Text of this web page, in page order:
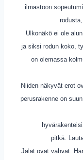
ilmastoon
Ulkonäkö ei ole
ja siksi rodun koko,
on olemassa
Niiden näkyvät erot
perusrakenne on
pitkä.
Jalat ovat vahvat.